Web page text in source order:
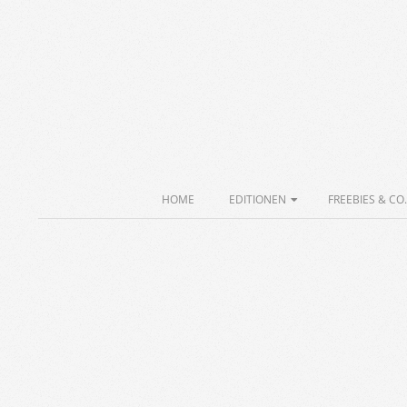
Navigation
HOME EDITIONEN FREEBIES & CO.